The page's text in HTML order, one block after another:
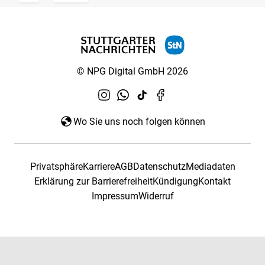
© NPG Digital GmbH 2026
Wo Sie uns noch folgen können
PrivatsphäreKarriereAGBDatenschutzMediadaten
Erklärung zur BarrierefreiheitKündigungKontakt
ImpressumWiderruf